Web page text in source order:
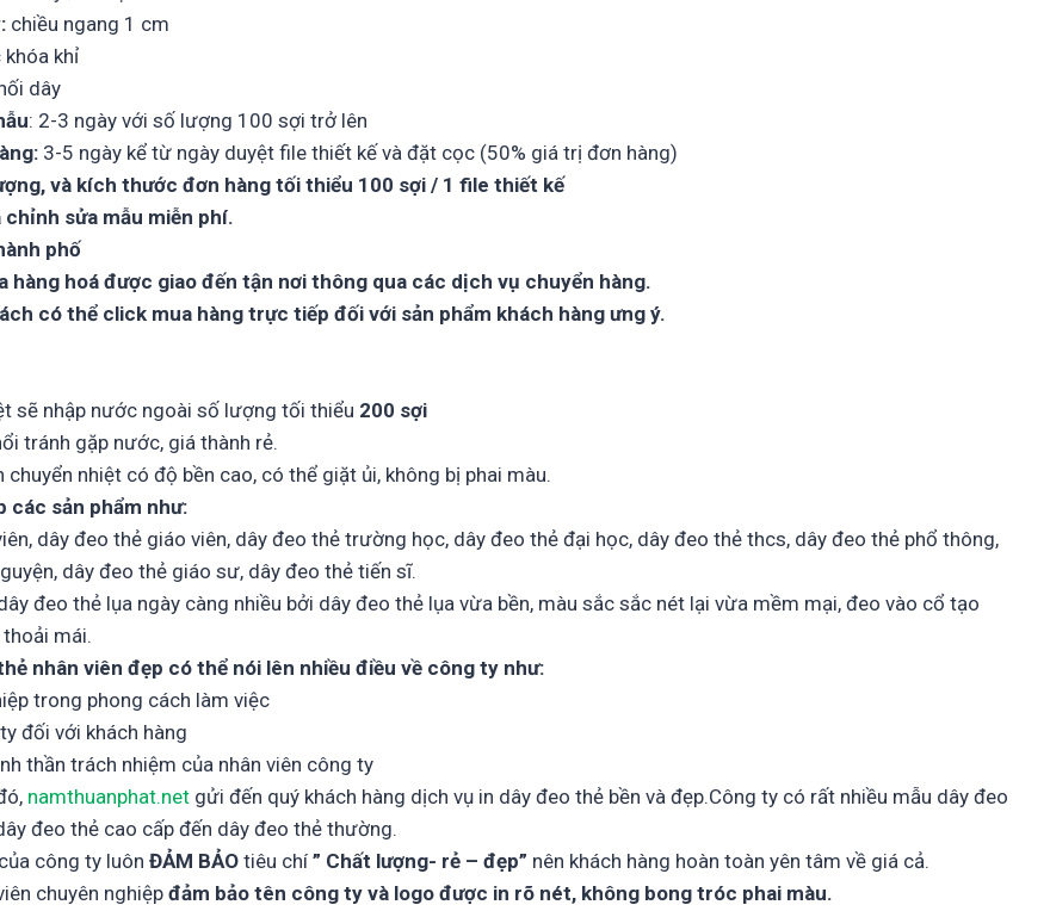
chiều ngang 1 cm
khóa khỉ
dây
: 2-3 ngày với số lượng 100 sợi trở lên
3-5 ngày kể từ ngày duyệt file thiết kế và đặt cọc (50% giá trị đơn hàng)
và kích thước đơn hàng tối thiểu 100 sợi / 1 file thiết kế
chỉnh sửa mẫu miễn phí.
phố
hàng hoá được giao đến tận nơi thông qua các dịch vụ chuyển hàng.
có thể click mua hàng trực tiếp đối với sản phẩm khách hàng ưng ý.
sẽ nhập nước ngoài số lượng tối thiểu 200 sợi
tránh gặp nước, giá thành rẻ.
chuyển nhiệt có độ bền cao, có thể giặt ủi, không bị phai màu.
các sản phẩm như:
dây đeo thẻ giáo viên, dây đeo thẻ trường học, dây đeo thẻ đại học, dây đeo thẻ thcs, dây đeo thẻ phổ thông,
dây đeo thẻ giáo sư, dây đeo thẻ tiến sĩ.
đeo thẻ lụa ngày càng nhiều bởi dây đeo thẻ lụa vừa bền, màu sắc sắc nét lại vừa mềm mại, đeo vào cổ tạo
mái.
nhân viên đẹp có thể nói lên nhiều điều về công ty như:
trong phong cách làm việc
đối với khách hàng
thần trách nhiệm của nhân viên công ty
namthuanphat.net gửi đến quý khách hàng dịch vụ in dây đeo thẻ bền và đẹp.Công ty có rất nhiều mẫu dây đeo
đeo thẻ cao cấp đến dây đeo thẻ thường.
công ty luônĐẢM BẢO tiêu chí” Chất lượng- rẻ – đẹp” nên khách hàng hoàn toàn yên tâm về giá cả.
chuyên nghiệpđảm bảo tên công ty và logo được in rõ nét, không bong tróc phai màu.